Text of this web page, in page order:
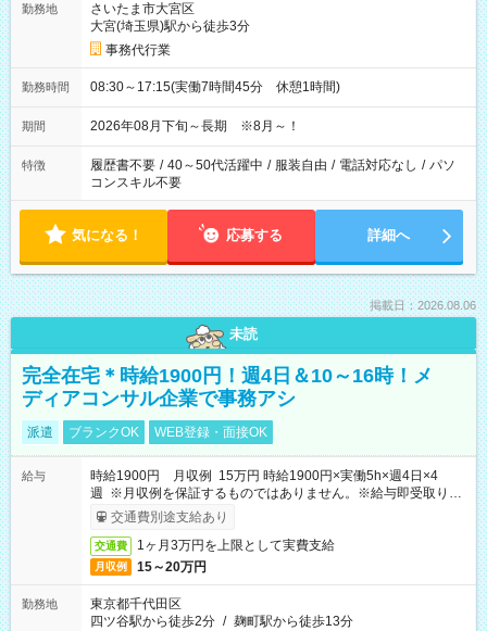
勤務地
さいたま市大宮区
大宮(埼玉県)駅から徒歩3分
事務代行業
勤務時間 08:30～17:15(実働7時間45分 休憩1時間)
期間 2026年08月下旬～長期 ※8月～！
特徴 履歴書不要 / 40～50代活躍中 / 服装自由 / 電話対応なし / パソ
コンスキル不要
気になる！ 応募する 詳細へ
掲載日：2026.08.06
未読
完全在宅＊時給1900円！週4日＆10～16時！メ
ディアコンサル企業で事務アシ
派遣 ブランクOK WEB登録・面接OK
給与
時給1900円 月収例 15万円 時給1900円×実働5h×週4日×4
週 ※月収例を保証するものではありません。※給与即受取りサ
ービス利用可（利用条件有）
交通費別途支給あり
交通費 1ヶ月3万円を上限として実費支給
月収例 15～20万円
勤務地
東京都千代田区
四ツ谷駅から徒歩2分 / 麹町駅から徒歩13分